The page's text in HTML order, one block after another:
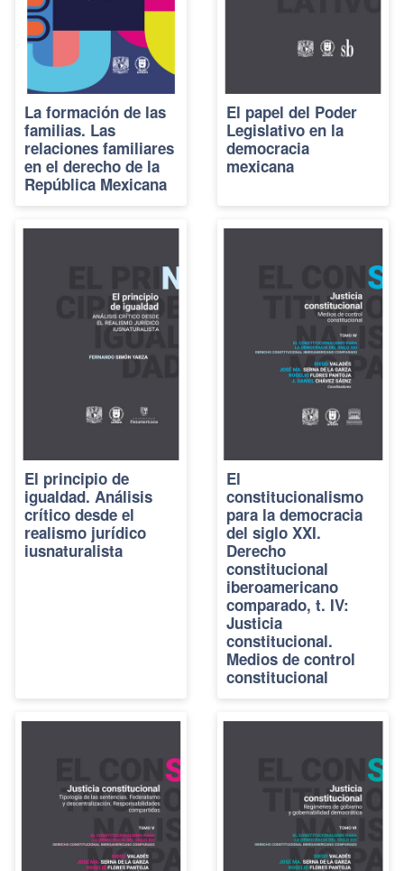
La formación de las
familias. Las
relaciones familiares
en el derecho de la
República Mexicana
El papel del Poder
Legislativo en la
democracia
mexicana
El principio de
igualdad. Análisis
crítico desde el
realismo jurídico
iusnaturalista
El
constitucionalismo
para la democracia
del siglo XXI.
Derecho
constitucional
iberoamericano
comparado, t. IV:
Justicia
constitucional.
Medios de control
constitucional